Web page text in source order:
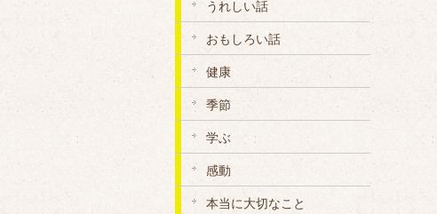
うれしい話
おもしろい話
健康
季節
学ぶ
感動
本当に大切なこと